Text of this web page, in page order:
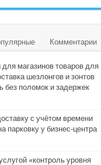
Комментарии
для магазинов товаров для
шезлонгов и зонтов
без поломок и задержек
с учётом времени
парковку у бизнес‑центра
«контроль уровня